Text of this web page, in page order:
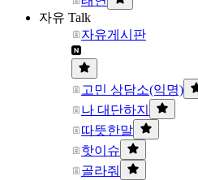
자유 Talk
자유게시판
고민 상담소(익명)
나 대단하지
따뜻한말
핫이슈
골라줘